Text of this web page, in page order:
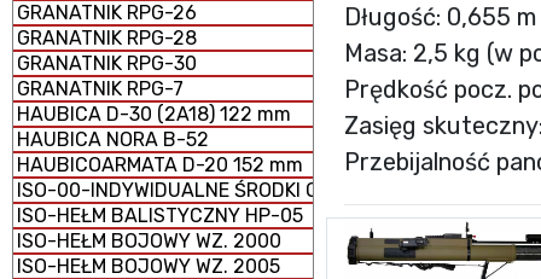
GRANATNIK RPG-26
GRANATNIK RPG-28
GRANATNIK RPG-30
GRANATNIK RPG-7
HAUBICA D-30 (2A18) 122 mm
HAUBICA NORA B-52
HAUBICOARMATA D-20 152 mm
ISO-00-INDYWIDUALNE ŚRODKI OCHRONY
ISO-HEŁM BALISTYCZNY HP-05
ISO-HEŁM BOJOWY WZ. 2000
ISO-HEŁM BOJOWY WZ. 2005
Długość: 0,655
Masa: 2,5 kg (w
Prędkość pocz.
Zasięg
Przebijalność